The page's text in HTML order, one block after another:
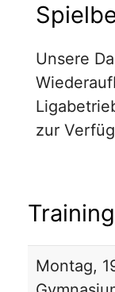
Unsere
zur
Montag,